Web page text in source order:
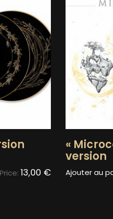
13,00 €
«
version
Ajouter au